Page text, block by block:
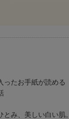
ったお手紙が読める
み、美しい白い肌。